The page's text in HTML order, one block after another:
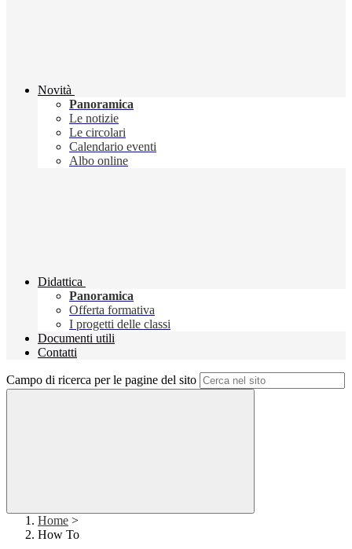
Novità
Panoramica
Le notizie
Le circolari
Calendario eventi
Albo online
Didattica
Panoramica
Offerta formativa
I progetti delle classi
Documenti utili
Contatti
Campo di ricerca per le pagine del sito
Home >
How To